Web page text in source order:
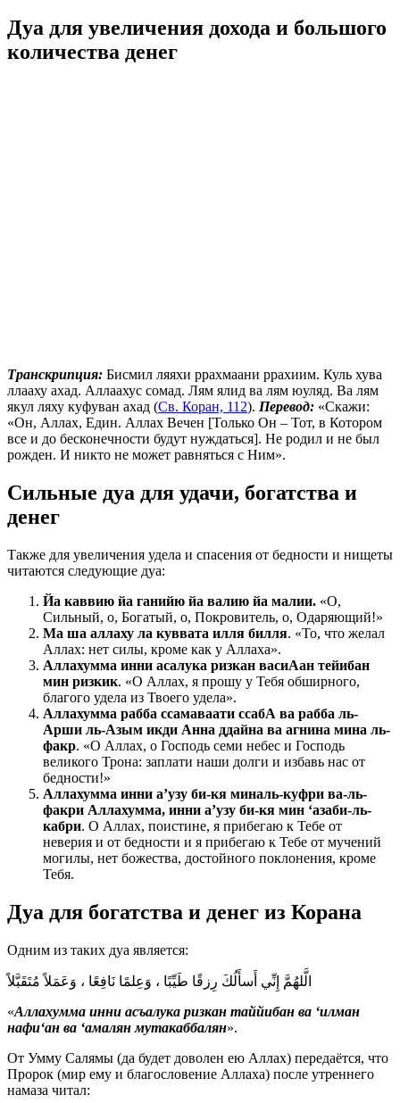
Дуа для увеличения дохода и большого
количества денег
Транскрипция: Бисмил ляяхи ррахмаани ррахиим. Куль хува
ллааху ахад. Аллаахус сомад. Лям ялид ва лям юуляд. Ва лям
якул ляху куфуван ахад (Св. Коран, 112). Перевод: «Скажи:
«Он, Аллах, Един. Аллах Вечен [Только Он – Тот, в Котором
все и до бесконечности будут нуждаться]. Не родил и не был
рожден. И никто не может равняться с Ним».
Сильные дуа для удачи, богатства и
денег
Также для увеличения удела и спасения от бедности и нищеты
читаются следующие дуа:
Йа каввию йа ганийю йа валию йа малии. «О,
Сильный, о, Богатый, о, Покровитель, о, Одаряющий!»
Ма ша аллаху ла куввата илля билля. «То, что желал
Аллах: нет силы, кроме как у Аллаха».
Аллахумма инни асалука ризкан васиАан тейибан
мин ризкик. «О Аллах, я прошу у Тебя обширного,
благого удела из Твоего удела».
Аллахумма рабба ссамаваати ссабА ва рабба ль-
Арши ль-Азым икди Анна ддайна ва агнина мина ль-
факр. «О Аллах, о Господь семи небес и Господь
великого Трона: заплати наши долги и избавь нас от
бедности!»
Аллахумма инни а’узу би-кя миналь-куфри ва-ль-
факри Аллахумма, инни а’узу би-кя мин ‘азаби-ль-
кабри. О Аллах, поистине, я прибегаю к Тебе от
неверия и от бедности и я прибегаю к Тебе от мучений
могилы, нет божества, достойного поклонения, кроме
Тебя.
Дуа для богатства и денег из Корана
Одним из таких дуа является:
الَّلهُمَّ إِنِّي أَسأَلُكَ رِزقًا طَيِّبًا ، وَعِلمًا نَافِعًا ، وَعَمَلاً مُتَقَبَّلاً
«Аллахумма инни асъалука ризкан таййибан ва ‘илман
нафи‘ан ва ‘амалян мутакаббалян».
От Умму Салямы (да будет доволен ею Аллах) передаётся, что
Пророк (мир ему и благословение Аллаха) после утреннего
намаза читал: